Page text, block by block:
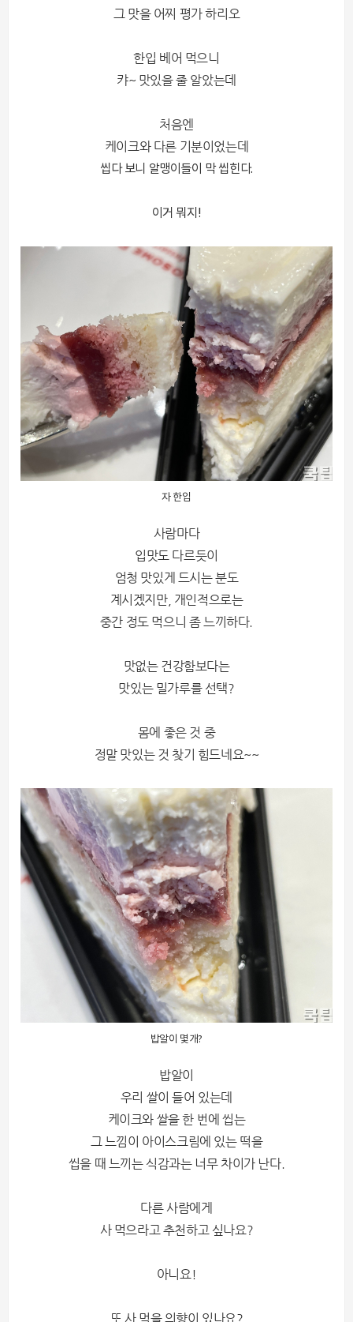
그 맛을 어찌 평가 하리오
한입 베어 먹으니
캬~ 맛있을 줄 알았는데
처음엔
케이크와 다른 기분이었는데
씹다 보니 알맹이들이 막 씹힌다.
이거 뭐지!
자 한입
사람마다
입맛도 다르듯이
엄청 맛있게 드시는 분도
계시겠지만, 개인적으로는
중간 정도 먹으니 좀 느끼하다.
맛없는 건강함보다는
맛있는 밀가루를 선택?
몸에 좋은 것 중
정말 맛있는 것 찾기 힘드네요~~
밥알이 몇개?
밥알이
우리 쌀이 들어 있는데
케이크와 쌀을 한 번에 씹는
그 느낌이 아이스크림에 있는 떡을
씹을 때 느끼는 식감과는 너무 차이가 난다.
다른 사람에게
사 먹으라고 추천하고 싶나요?
아니요!
또 사 먹을 의향이 있나요?